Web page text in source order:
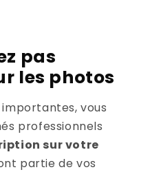
pas
les photos
vous
professionnels
sur votre
partie de vos